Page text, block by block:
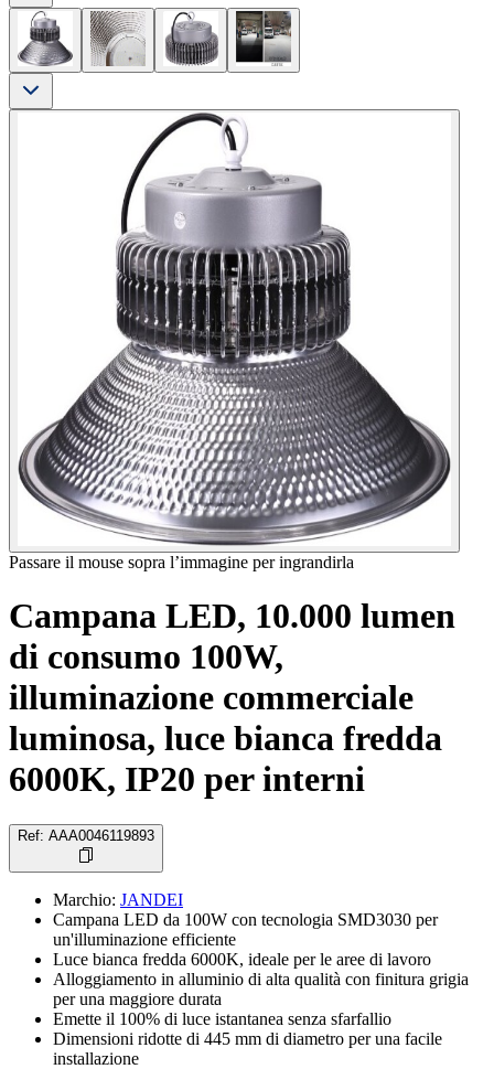
Passare il mouse sopra l’immagine per ingrandirla
Campana LED, 10.000 lumen
di consumo 100W,
illuminazione commerciale
luminosa, luce bianca fredda
6000K, IP20 per interni
Ref: AAA0046119893
Marchio: JANDEI
Campana LED da 100W con tecnologia SMD3030 per
un'illuminazione efficiente
Luce bianca fredda 6000K, ideale per le aree di lavoro
Alloggiamento in alluminio di alta qualità con finitura grigia
per una maggiore durata
Emette il 100% di luce istantanea senza sfarfallio
Dimensioni ridotte di 445 mm di diametro per una facile
installazione